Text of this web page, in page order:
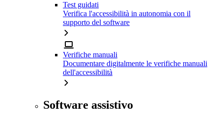
Test guidati
Verifica l'accessibilità in autonomia con il
supporto del software
Verifiche manuali
Documentare digitalmente le verifiche manuali
dell'accessibilità
Software assistivo